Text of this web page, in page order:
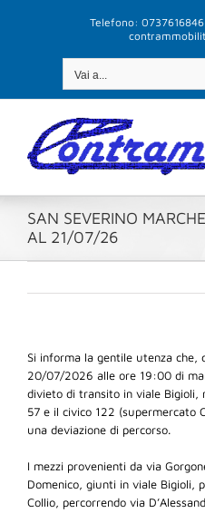
Telefono:
Vai a...
SAN SEVERINO
AL 21/07/26
Si informa la gentile utenza
20/07/2026 alle ore 19:00 di
divieto di transito in viale
57 e il civico 122 (supermercato
una deviazione di percorso.
I mezzi provenienti da via
Domenico, giunti in viale Bigioli,
Collio, percorrendo via